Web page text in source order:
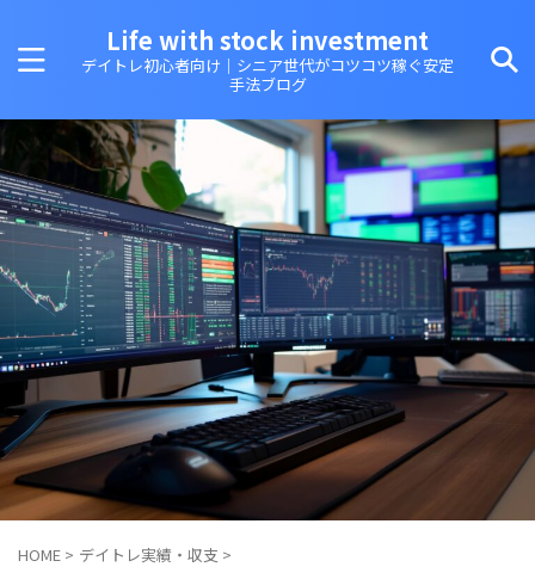
Life with stock investment
デイトレ初心者向け｜シニア世代がコツコツ稼ぐ安定
手法ブログ
HOME > デイトレ実績・収支 >